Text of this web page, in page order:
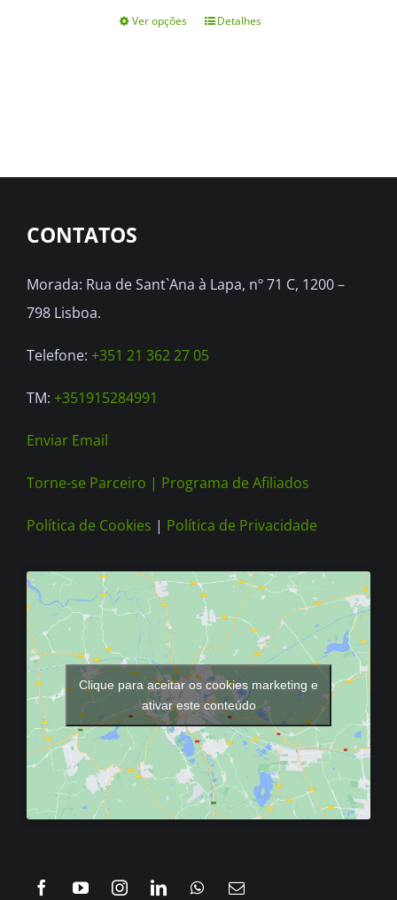
Ver opções
This
chosen
product
Detalhes
CONTATOS
Morada: Rua de Sant`Ana à Lapa, nº 71 C, 1200 –
798 Lisboa.
Telefone: +351 21 362 27 05
TM: +351915284991
Enviar Email
Torne-se Parceiro | Programa de Afiliados
Política de Cookies | Política de Privacidade
Clique para aceitar os cookies marketing e
ativar este conteúdo